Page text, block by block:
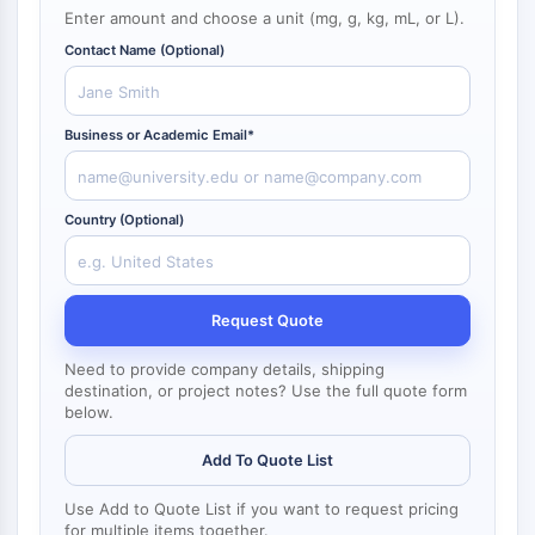
endocrinologie
maladie
cardiovasculaire
maladie
métabolique
inflammation/immunologie
neurologique Area
NF-κB
CYTOSQUELETTE
Cytosquelette
Lysyl oxydase
Inhibiteur de la voie du facteur tissulaire
TFPI
Clathrine
Kinase liant Cdc42
Claudine
Dystrophine
MASTL
Cadherine
MARCKS
Annexine A
Collagène
Complexe Arp2/3
Protéine de jonction communicante
Enter amount and choose a unit (mg, g, kg, mL, or L).
Contact Name (Optional)
Business or Academic Email*
Country (Optional)
Request Quote
Need to provide company details, shipping
destination, or project notes? Use the full quote form
below.
Add To Quote List
Use Add to Quote List if you want to request pricing
for multiple items together.